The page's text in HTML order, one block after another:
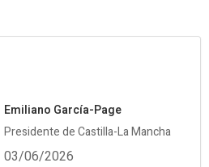
Emiliano García-Page
Presidente de Castilla-La Mancha
03/06/2026